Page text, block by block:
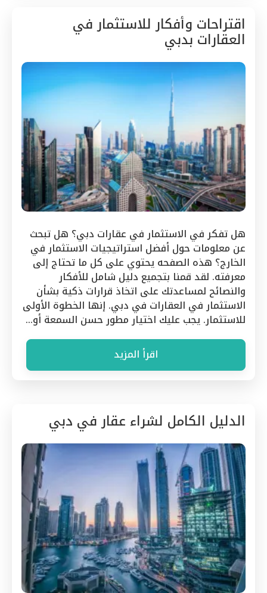
اقتراحات وأفكار للاستثمار في
العقارات بدبي
هل تفكر في الاستثمار في عقارات دبي؟ هل تبحث
عن معلومات حول أفضل استراتيجيات الاستثمار في
الخارج؟ هذه الصفحه يحتوي على كل ما تحتاج إلى
معرفته. لقد قمنا بتجميع دليل شامل للأفكار
والنصائح لمساعدتك على اتخاذ قرارات ذكية بشأن
الاستثمار في العقارات في دبي. إنها الخطوة الأولى
للاستثمار. يجب عليك اختيار مطور حسن السمعة أو…
اقرأ المزيد
الدليل الكامل لشراء عقار في دبي